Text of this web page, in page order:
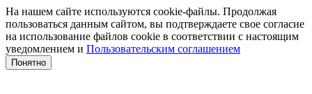
На нашем сайте используются cookie-файлы. Продолжая
пользоваться данным сайтом, вы подтверждаете свое согласие
на использование файлов cookie в соответствии с настоящим
уведомлением и Пользовательским соглашением
Понятно